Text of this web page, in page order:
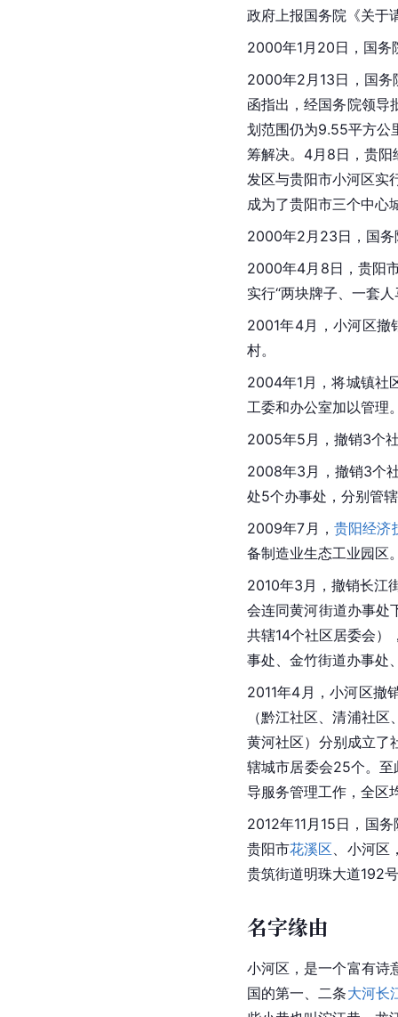
政府上报国务院《关于
2000年1月20日，国务
2000年2月13日，国务
函指出，经国务院领导
划范围仍为9.55平方公
筹解决。4月8日， 贵阳
发区与贵阳市小河区实
成为了贵阳市三个中心
2000年2月23日，国务
2000年4月8日，贵阳
实行“两块牌子、一套人
2001年4月，小河区撤
村。
2004年1月，将城镇社
工委和办公室加以管理
2005年5月，撤销3个
2008年3月，撤销3个
处5个办事处，分别管
2009年7月， 贵阳经济
备制造业生态工业园区
2010年3月，撤销长江
会连同黄河街道办事处
共辖14个社区居委会）
事处、金竹街道办事处
2011年4月，小河区撤
（黔江社区、清浦社
黄河社区）分别成立了
辖城市居委会25个。
导服务管理工作，全
2012年11月15日，国
贵阳市花溪区 、小河
贵筑街道明珠大道192
名字缘由
小河区，是一个富有诗
国的第一、二条大河长